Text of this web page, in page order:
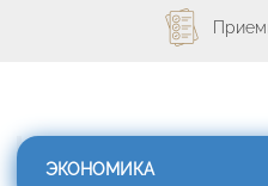
ЭКОНОМИКА